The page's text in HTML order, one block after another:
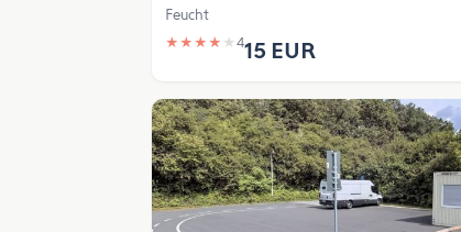
Feucht
★ ★ ★ ★ ★ 415 EUR